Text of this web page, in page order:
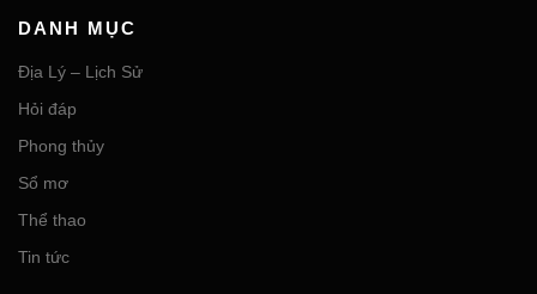
DANH MỤC
Địa Lý – Lịch Sử
Hỏi đáp
Phong thủy
Sổ mơ
Thể thao
Tin tức